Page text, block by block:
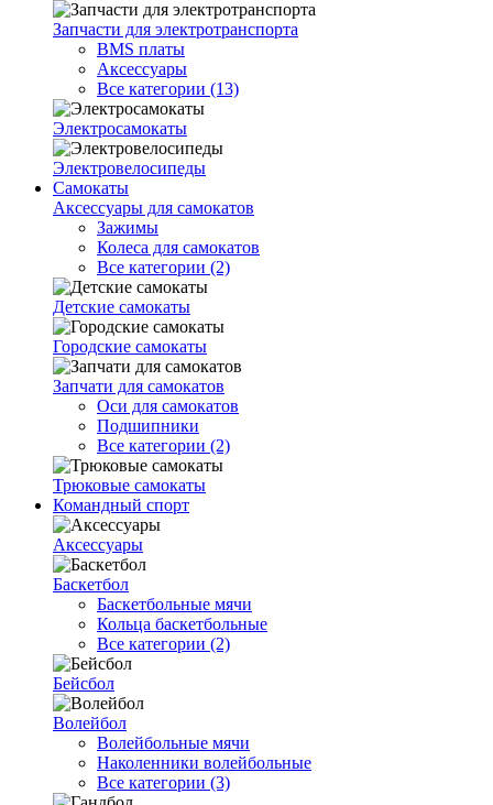
Запчасти для электротранспорта
BMS платы
Аксессуары
Все категории (13)
Электросамокаты
Электровелосипеды
Самокаты
Аксессуары для самокатов
Зажимы
Колеса для самокатов
Все категории (2)
Детские самокаты
Городские самокаты
Запчати для самокатов
Оси для самокатов
Подшипники
Все категории (2)
Трюковые самокаты
Командный спорт
Аксессуары
Баскетбол
Баскетбольные мячи
Кольца баскетбольные
Все категории (2)
Бейсбол
Волейбол
Волейбольные мячи
Наколенники волейбольные
Все категории (3)